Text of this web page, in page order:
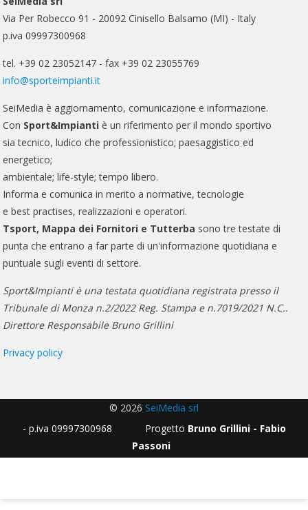
Via Per Robecco 91 - 20092 Cinisello Balsamo (MI) - Italy
p.iva 09997300968
tel. +39 02 23052147 - fax +39 02 23055769
info@sporteimpianti.it
SeiMedia è aggiornamento, comunicazione e informazione.
Con Sport&Impianti è un riferimento per il mondo sportivo
sia tecnico, ludico che professionistico; paesaggistico ed
energetico;
ambientale; life-style; tempo libero.
Informa e comunica in merito a normative, tecnologie
e best practises, realizzazioni e operatori.
Tsport, Mappa dei Fornitori e Tutterba sono tre testate di
punta che entrano a far parte di un'informazione quotidiana e
puntuale sugli eventi di settore.
Sport&Impianti è una testata quotidiana registrata presso il
Tribunale di Monza n.2/2022 Reg. Stampa e n.7019/2021 N.C..
Direttore Responsabile Bruno Grillini
Privacy policy
© 2026 SeiMedia srl
- p.iva 09997300968 Progetto Bruno Grillini - Fabio
Passoni